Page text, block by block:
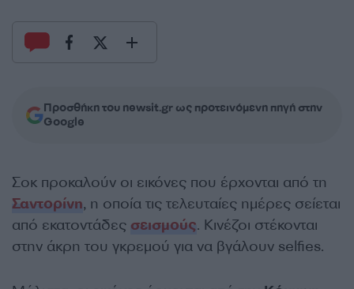
Προσθήκη του newsit.gr ως προτεινόμενη πηγή στην
Google
Σοκ προκαλούν οι εικόνες που έρχονται από τη
Σαντορίνη, η οποία τις τελευταίες ημέρες σείεται
από εκατοντάδες σεισμούς. Κινέζοι στέκονται
στην άκρη του γκρεμού για να βγάλουν selfies.